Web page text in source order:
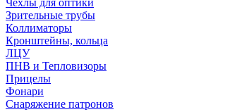
Чехлы для оптики
Зрительные трубы
Коллиматоры
Кронштейны, кольца
ЛЦУ
ПНВ и Тепловизоры
Прицелы
Фонари
Снаряжение патронов